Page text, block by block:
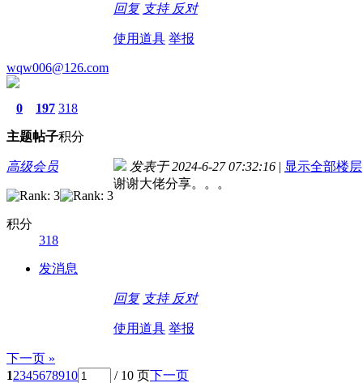
回复 支持 反对
使用道具 举报
wqw006@126.com
0
主题
197
帖子
318
积分
高级会员
积分
318
发消息
发表于 2024-6-27 07:32:16 | 显示全部楼层
谢谢大佬分享。。。
回复 支持 反对
使用道具 举报
下一页 »
12345678910 / 10 页下一页